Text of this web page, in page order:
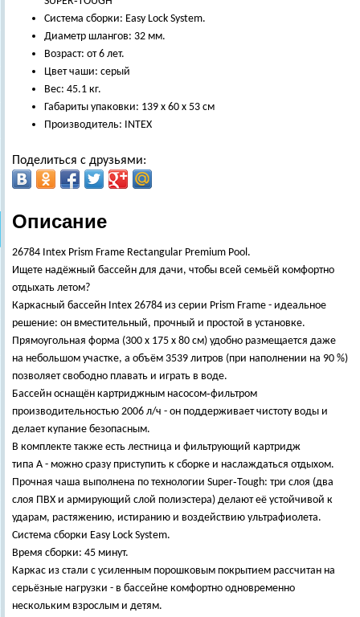
Система сборки: Easy Lock System.
Диаметр шлангов: 32 мм.
Возраст: от 6 лет.
Цвет чаши: серый
Вес: 45.1 кг.
Габариты упаковки: 139 х 60 х 53 см
Производитель: INTEX
Поделиться с друзьями:
Описание
26784 Intex Prism Frame Rectangular Premium Pool.
Ищете надёжный бассейн для дачи, чтобы всей семьёй комфортно
отдыхать летом?
Каркасный бассейн Intex 26784 из серии Prism Frame - идеальное
решение: он вместительный, прочный и простой в установке.
Прямоугольная форма (300 х 175 х 80 см) удобно размещается даже
на небольшом участке, а объём 3539 литров (при наполнении на 90 %)
позволяет свободно плавать и играть в воде.
Бассейн оснащён картриджным насосом‑фильтром
производительностью 2006 л/ч - он поддерживает чистоту воды и
делает купание безопасным.
В комплекте также есть лестница и фильтрующий картридж
типа А - можно сразу приступить к сборке и наслаждаться отдыхом.
Прочная чаша выполнена по технологии Super‑Tough: три слоя (два
слоя ПВХ и армирующий слой полиэстера) делают её устойчивой к
ударам, растяжению, истиранию и воздействию ультрафиолета.
Система сборки Easy Lock System.
Время сборки: 45 минут.
Каркас из стали с усиленным порошковым покрытием рассчитан на
серьёзные нагрузки - в бассейне комфортно одновременно
нескольким взрослым и детям.